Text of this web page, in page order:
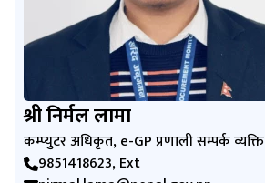
श्री निर्मल लामा
कम्प्युटर अधिकृत, e-GP प्रणाली सम्पर्क व्यक्ति
9851418623, Ext